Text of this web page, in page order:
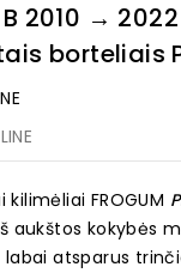
B 2010 →
borteliais
FROGUM
aukštos kokybės
atsparus